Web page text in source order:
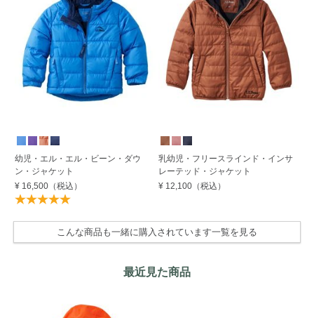
幼児・エル・エル・ビーン・ダウ
ン・ジャケット
¥ 16,500（税込）
乳幼児・フリースラインド・インサ
レーテッド・ジャケット
¥ 12,100 （税込）
こんな商品も一緒に購入されています一覧を見る
最近見た商品